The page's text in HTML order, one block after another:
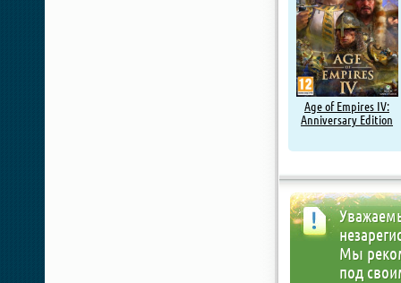
Age of Empires IV:
Anniversary Edition
Мы
под